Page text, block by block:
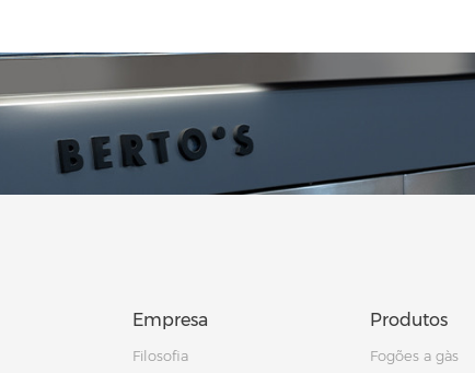
Empresa
Filosofia
Produtos
Fogões a gàs